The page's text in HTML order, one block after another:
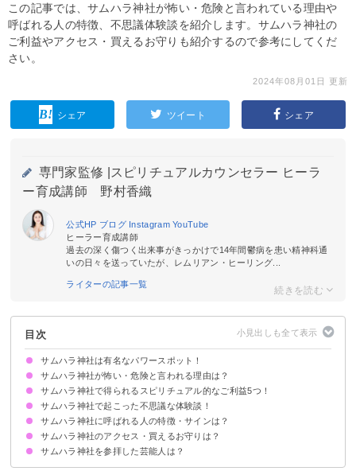
この記事では、サムハラ神社が怖い・危険と言われている理由や
呼ばれる人の特徴、不思議体験談を紹介します。サムハラ神社の
ご利益やアクセス・買えるお守りも紹介するので参考にしてくだ
さい。
2024年08月01日 更新
シェア ツイート シェア
専門家監修 |
スピリチュアルカウンセラー ヒーラ
ー育成講師 野村香織
公式HP ブログ InstagramYouTube
ヒーラー育成講師
過去の深く傷つく出来事がきっかけで14年間鬱病を患い精神科通
いの日々を送っていたが、レムリアン・ヒーリング...
ライターの記事一覧
目次
サムハラ神社は有名なパワースポット！
サムハラ神社が怖い・危険と言われる理由は？
かつてサムハラ神社があった場所で殺人事件が起きた
邪念があると霊に取り憑かれると言われている
霊感が強い人は不思議な体験をする
サムハラ神社で授かれる指輪のお守りは正しく扱わないと不幸になる
ご利益がすごすぎる
サムハラ神社で得られるスピリチュアル的なご利益5つ！
①厄除け
②無傷無病
③延命長寿
④開招福服
⑤五穀豊穣
サムハラ神社で起こった不思議な体験談！
①人間関係が改善した体験談
②心が楽になった体験談
③体が軽くなった体験談
④仕事が成功した体験談
サムハラ神社に呼ばれる人の特徴・サインは？
サムハラ神社のアクセス・買えるお守りは？
アクセス
指輪型のお守り「御神環」
買えるお守り
御朱印
サムハラ神社を参拝した芸能人は？